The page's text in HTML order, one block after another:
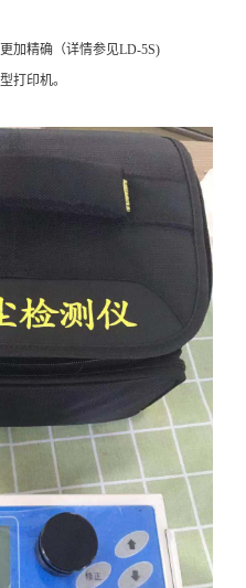
加精确（详情参见LD-5S)
打印机。